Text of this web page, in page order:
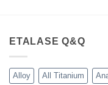
ETALASE Q&Q
Alloy All Titanium